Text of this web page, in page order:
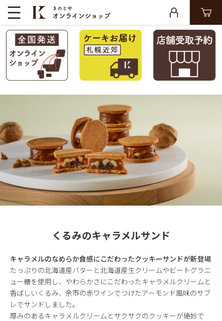
くるみのキャラメルサンド
キャラメルのなめらか食感にこだわったクッキーサンドが新登場
たっぷりの北海道産バターと北海道産生クリームやビートグラニ
ュー糖を使用し、やわらかさにこだわったキャラメルクリームと
香ばしいくるみ、余市の赤ワインでつけたアーモンド風味のサブ
レでサンドしました。
厚みのあるキャラメルクリームとサクサクのクッキーが絶妙で